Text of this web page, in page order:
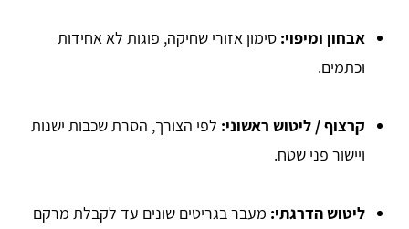
אבחון ומיפוי: סימון אזורי שחיקה, פוגות לא אחידות
וכתמים.
קרצוף / ליטוש ראשוני: לפי הצורך, הסרת שכבות ישנות
ויישור פני שטח.
ליטוש הדרגתי: מעבר בגריטים שונים עד לקבלת מרקם